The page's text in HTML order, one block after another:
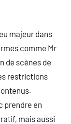
majeur dans
comme Mr
de scènes de
restrictions
prendre en
mais aussi